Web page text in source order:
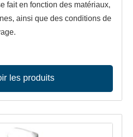
fait en fonction des matériaux,
ainsi que des conditions de
les produits